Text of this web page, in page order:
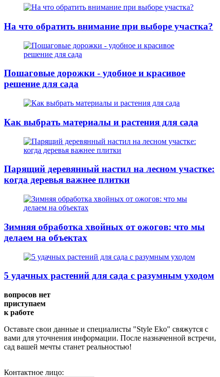
На что обратить внимание при выборе участка?
Пошаговые дорожки - удобное и красивое
решение для сада
Как выбрать материалы и растения для сада
Парящий деревянный настил на лесном участке:
когда деревья важнее плитки
Зимняя обработка хвойных от ожогов: что мы
делаем на объектах
5 удачных растений для сада с разумным уходом
вопросов нет
приступаем
к работе
Оставьте свои данные и специалисты "Style Eko" свяжутся с
вами для уточнения информации. После назначенной встречи,
сад вашей мечты станет реальностью!
Контактное лицо: